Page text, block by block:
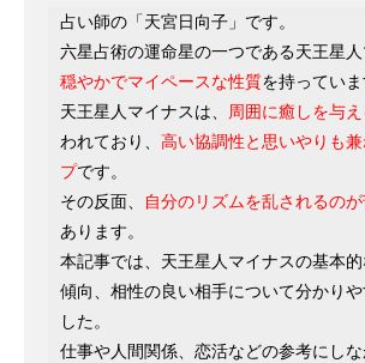
占い師の「天宮日向子」です。
六星占術の運命星の一つである天王星人
穏やかでマイペースな性質を持っていま
天王星人マイナスは、
周囲に癒しを与
われており、 高い協調性と思いやりも
プです。
その反面、
自分のリズムを乱されるの
あります。
本記事では、天王星人マイナスの基本
傾向、相性の良い相手について分かり
した。
仕事や人間関係、恋活などの参考にし